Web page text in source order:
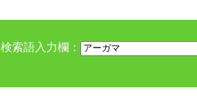
検索語入力欄：